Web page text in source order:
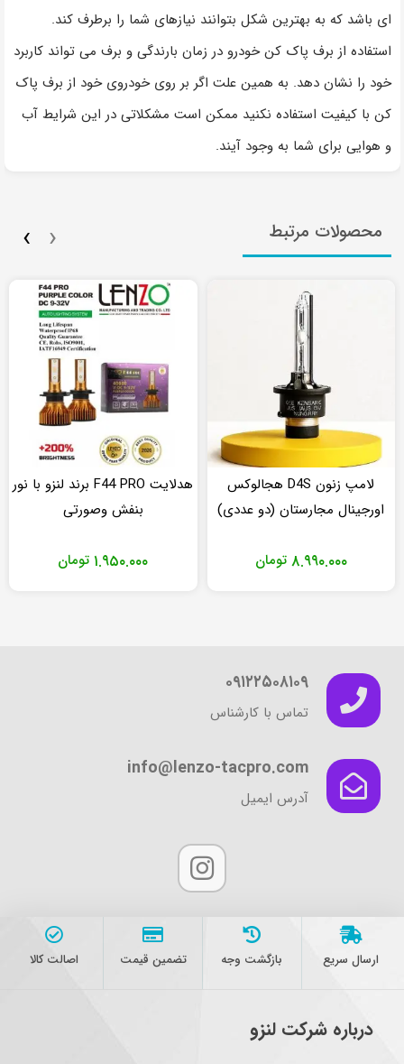
‌ای باشد که به بهترین شکل بتوانند نیازهای شما را برطرف کند.
استفاده از برف پاک کن خودرو در زمان بارندگی و برف می تواند کاربرد
خود را نشان دهد. به همین علت اگر بر روی خودروی خود از برف پاک
کن با کیفیت استفاده نکنید ممکن است مشکلاتی در این شرایط آب
و هوایی برای شما به وجود آیند.
محصولات مرتبط
لامپ زنون D4S هجالوکس
اورجینال مجارستان (دو عددی)
تومان ۸.۹۹۰.۰۰۰
هدلایت F44 PRO برند لنزو با نور
بنفش وصورتی
تومان ۱.۹۵۰.۰۰۰
‹
›
۰۹۱۲۲۵۰۸۱۰۹
تماس با کارشناس
info@lenzo-tacpro.com
آدرس ایمیل
ارسال سریع بازگشت وجه تضمین قیمت اصالت کالا
درباره شرکت لنزو